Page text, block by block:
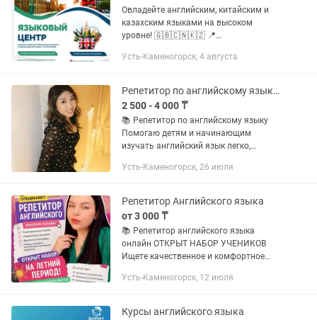
Овладейте английским, китайским и
казахским языками на высоком
уровне! 🇬🇧🇨🇳🇰🇿 📍
приглашает детей, школьников,
языковые курсы...
Усть-Каменогорск, 4 августа
Репетитор по английскому языку онлайн /оффлайн
2 500 - 4 000 ₸
📚 Репетитор по английскому языку
Помогаю детям и начинающим
изучать английский язык легко,
Помощь с: — школьной программой —
грамматикой —...
Усть-Каменогорск, 26 июля
Репетитор Английского языка
от 3 000 ₸
📚 Репетитор английского языка
онлайн ОТКРЫТ НАБОР УЧЕНИКОВ
Ищете качественное и комфортное
или вашему ребёнку заговорить
Усть-Каменогорск, 12 июля
Курсы английского языка